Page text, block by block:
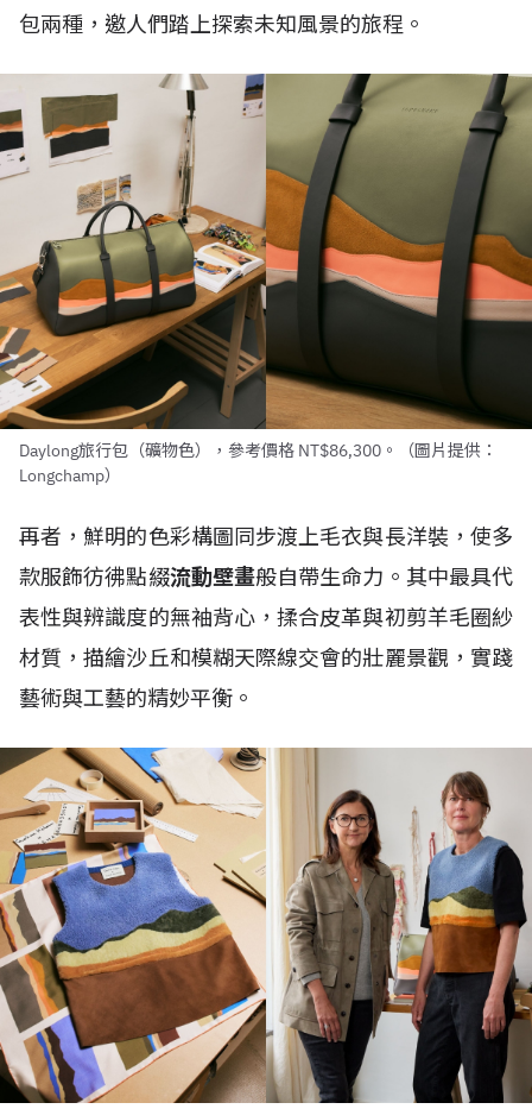
包兩種，邀人們踏上探索未知風景的旅程。
Daylong旅行包（礦物色），參考價格 NT$86,300。（圖片提供：
Longchamp）
再者，鮮明的色彩構圖同步渡上毛衣與長洋裝，使多
款服飾彷彿點綴流動壁畫般自帶生命力。其中最具代
表性與辨識度的無袖背心，揉合皮革與初剪羊毛圈紗
材質，描繪沙丘和模糊天際線交會的壯麗景觀，實踐
藝術與工藝的精妙平衡。